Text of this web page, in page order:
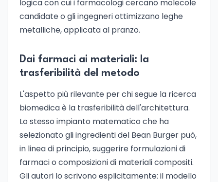
logica con cui i farmacologi cercano molecole
candidate o gli ingegneri ottimizzano leghe
metalliche, applicata al pranzo.
Dai farmaci ai materiali: la
trasferibilità del metodo
L'aspetto più rilevante per chi segue la ricerca
biomedica è la trasferibilità dell'architettura.
Lo stesso impianto matematico che ha
selezionato gli ingredienti del Bean Burger può,
in linea di principio, suggerire formulazioni di
farmaci o composizioni di materiali compositi.
Gli autori lo scrivono esplicitamente: il modello